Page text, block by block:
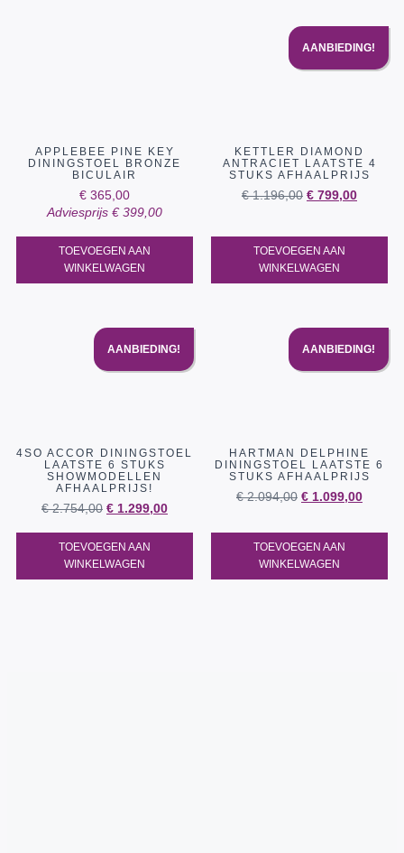
APPLEBEE PINE KEY
DININGSTOEL BRONZE
BICULAIR
€ 365,00
Adviesprijs €399,00
TOEVOEGEN AAN
WINKELWAGEN
AANBIEDING!
KETTLER DIAMOND
ANTRACIET LAATSTE 4
STUKS AFHAALPRIJS
€1.196,00 € 799,00
TOEVOEGEN AAN
WINKELWAGEN
AANBIEDING!
4SO ACCOR DININGSTOEL
LAATSTE 6 STUKS
SHOWMODELLEN
AFHAALPRIJS!
€2.754,00 € 1.299,00
TOEVOEGEN AAN
WINKELWAGEN
AANBIEDING!
HARTMAN DELPHINE
DININGSTOEL LAATSTE 6
STUKS AFHAALPRIJS
€2.094,00 € 1.099,00
TOEVOEGEN AAN
WINKELWAGEN